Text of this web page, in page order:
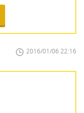
2016/01/06 22:16